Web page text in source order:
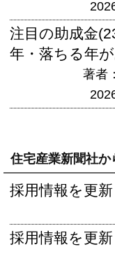
注目の助成金
年・落ちる年
著者
住宅産業新聞社か
採用情報を更
採用情報を更